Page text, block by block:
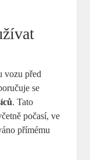
vozu před
se
.‍ Tato
počasí, ve
přímému